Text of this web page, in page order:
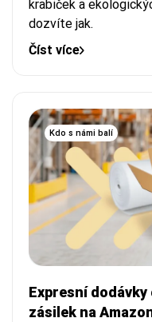
krabiček a
dozvíte jak.
Číst více
Kdo s námi balí
Expresní
zásilek na